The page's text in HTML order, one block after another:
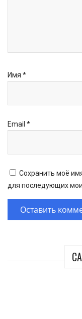
Имя *
Email *
Сохранить моё
для последующих